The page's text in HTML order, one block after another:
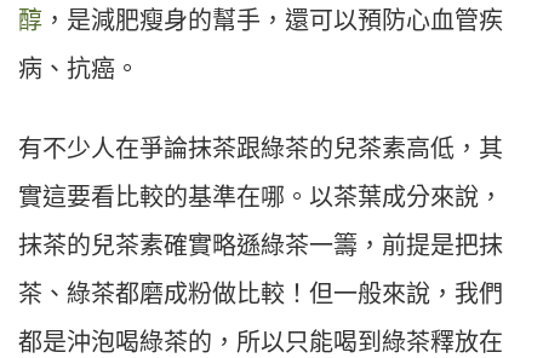
醇 ，是減肥瘦身的幫手，還可以預防心血管疾
病、抗癌。
有不少人在爭論抹茶跟綠茶的兒茶素高低，其
實這要看比較的基準在哪。以茶葉成分來說，
抹茶的兒茶素確實略遜綠茶一籌，前提是把抹
茶、綠茶都磨成粉做比較！但一般來說，我們
都是沖泡喝綠茶的，所以只能喝到綠茶釋放在